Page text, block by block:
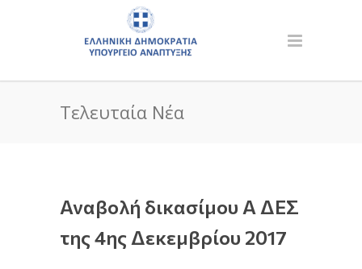
Τελευταία Νέα
Αναβολή δικασίμου Α ΔΕΣ
της 4ης Δεκεμβρίου 2017